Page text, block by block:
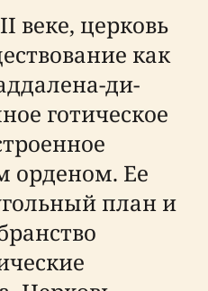
веке, церковь
как
ди-
готическое
орденом. Ее
план и